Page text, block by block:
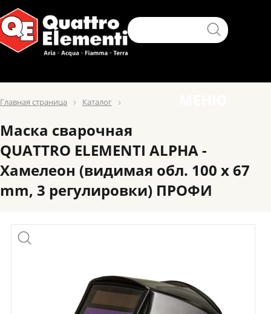
Главная страница Каталог
Маска сварочная
QUATTRO ELEMENTI ALPHA -
Хамелеон (видимая обл. 100 x 67
mm, 3 регулировки) ПРОФИ